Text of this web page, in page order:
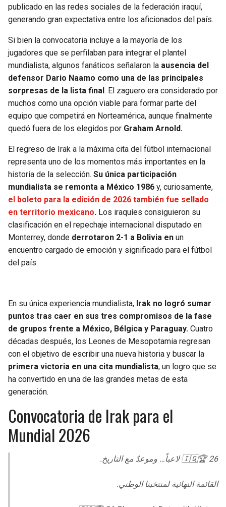
PANTHERS
BUCCANEERS
JAZZ
publicado en las redes sociales de la federación iraquí,
generando gran expectativa entre los aficionados del país.
Si bien la convocatoria incluye a la mayoría de los
jugadores que se perfilaban para integrar el plantel
mundialista, algunos fanáticos señalaron la ausencia del
defensor Dario Naamo como una de las principales
sorpresas de la lista final . El zaguero era considerado por
muchos como una opción viable para formar parte del
equipo que competirá en Norteamérica, aunque finalmente
quedó fuera de los elegidos por Graham Arnold.
El regreso de Irak a la máxima cita del fútbol internacional
representa uno de los momentos más importantes en la
historia de la selección. Su única participación
mundialista se remonta a México 1986 y, curiosamente,
el boleto para la edición de 2026 también fue sellado
en territorio mexicano. Los iraquíes consiguieron su
clasificación en el repechaje internacional disputado en
Monterrey, donde derrotaron 2-1 a Bolivia en un
encuentro cargado de emoción y significado para el fútbol
del país.
En su única experiencia mundialista, Irak no logró sumar
puntos tras caer en sus tres compromisos de la fase
de grupos frente a México, Bélgica y Paraguay. Cuatro
décadas después, los Leones de Mesopotamia regresan
con el objetivo de escribir una nueva historia y buscar la
primera victoria en una cita mundialista, un logro que se
ha convertido en una de las grandes metas de esta
generación.
Convocatoria de Irak para el
Mundial 2026
🇮🇶🏆 26 لاعباً… وموعدٌ مع التاريخ.
القائمة النهائية لمنتخبنا الوطني.